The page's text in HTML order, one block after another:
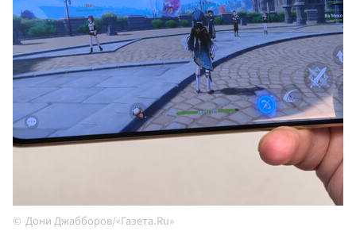
Дони Джабборов/«Газета.Ru»